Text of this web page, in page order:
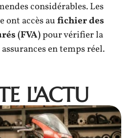
considérables. Les
ont accès aufichier des
(FVA)pour vérifier la
en temps réel.
L'ACTU